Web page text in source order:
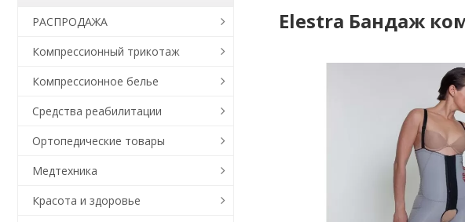
Elestra Бандаж
РАСПРОДАЖА
Компрессионный трикотаж
Компрессионное белье
Средства реабилитации
Ортопедические товары
Медтехника
Красота и здоровье